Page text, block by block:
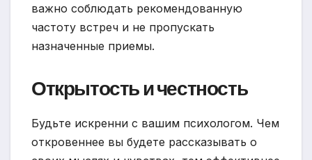
важно соблюдать рекомендованную
частоту встреч и не пропускать
назначенные приемы.
Открытость и честность
Будьте искренни с вашим психологом. Чем
откровеннее вы будете рассказывать о